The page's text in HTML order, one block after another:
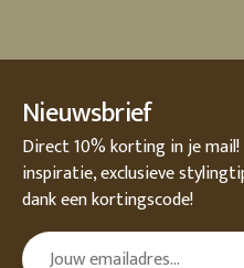
Nieuwsbrief
Direct 10% korting in je
inspiratie, exclusieve
dank een kortingscode!